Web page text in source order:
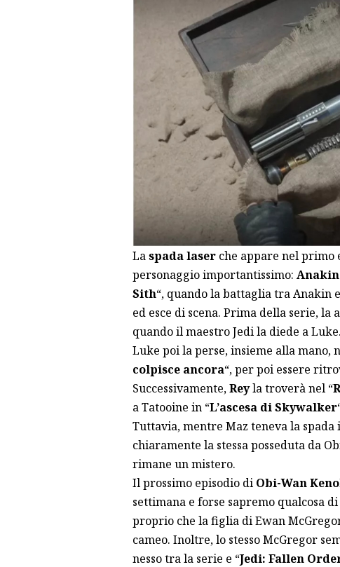
Laspada laserche appare nel primo
personaggio importantissimo:
Sith“, quando la battaglia tra Anakin
ed esce di scena. Prima della serie, la
quando il maestro Jedi la diede a Luke.
Luke poi la perse, insieme alla mano,
colpisce ancora“, per poi essere
Successivamente,Reyla troverà nel “
a Tatooine in “L’ascesa di Skywalker
Tuttavia, mentre Maz teneva la spada
chiaramente la stessa posseduta da
rimane un mistero.
Il prossimo episodio diObi-Wan
settimana e forse sapremo qualcosa
proprio che lafiglia di Ewan
cameo. Inoltre, lo stesso McGregor
nesso tra la serie e “Jedi: Fallen